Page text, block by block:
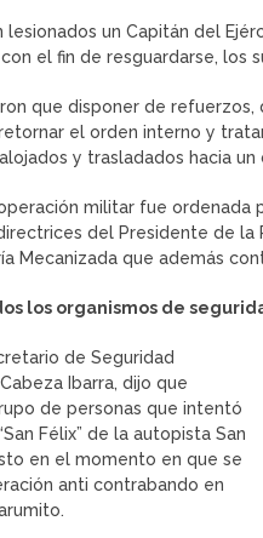
lesionados un Capitán del
el fin de resguardarse, los
que disponer de
el orden interno y
y trasladados hacia un
militar fue
del Presidente de
Mecanizada que además
los organismos de
de Seguridad
Ibarra, dijo que
de personas que intentó
Félix” de la autopista San
en el momento en que se
anti contrabando en